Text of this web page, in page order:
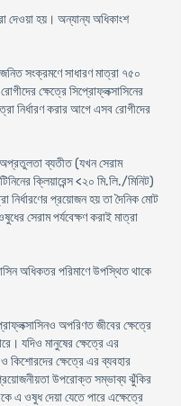
দেওয়া হয়। অন্যান্য অধিকাংশ
সংক্রমণে সাধারণ মাত্রা ৭৫০
ক্ষেত্রে সিপ্রোফ্লক্সাসিনের
নির্ধারণ করার আগে এসব রোগীদের
ব্যতীত (যখন সেরাম
ক্লিয়ারেন্স <২০ মি.লি./মিনিট)
নির্ধারণের প্রয়োজন হয় তা দৈনিক মোট
সেরাম পর্যবেক্ষণ করাই মাত্রা
অধিকতর পরিমাণে উপস্থিত থাকে
অপরিণত জীবের ক্ষেত্রে
যদিও মানুষের ক্ষেত্রে এর
কিশোরদের ক্ষেত্রে এর ব্যবহার
উপরোক্ত সম্ভাব্য ঝুঁকির
এ ওষুধ দেয়া যেতে পারে এক্ষেত্রে